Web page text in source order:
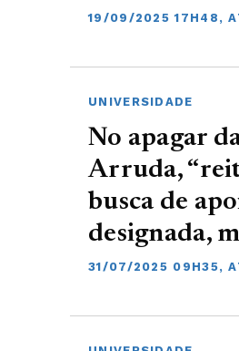
19/09/2025 17H48,
UNIVERSIDADE
No apagar
Arruda,
busca de
designada,
31/07/2025 09H35,